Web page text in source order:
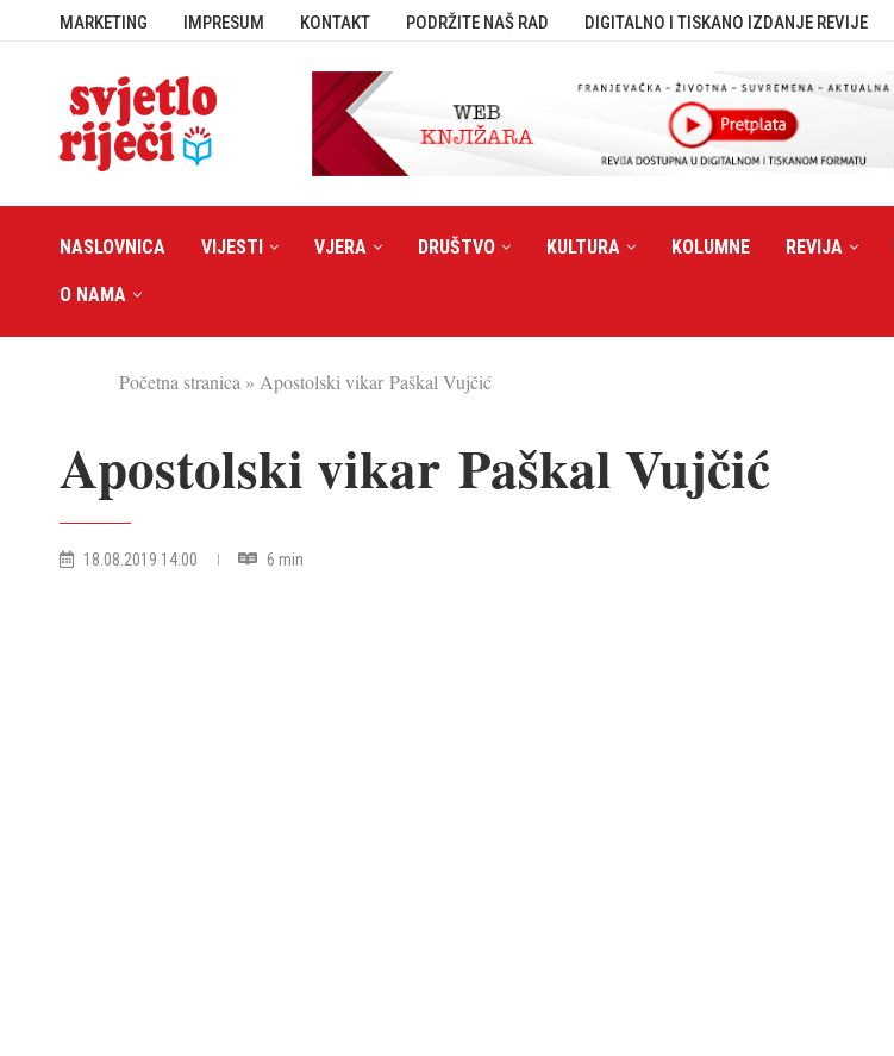
MARKETING IMPRESUM KONTAKT PODRŽITE NAŠ RAD DIGITALNO I TISKANO IZDANJE REVIJE
NASLOVNICA VIJESTI VJERA DRUŠTVO KULTURA KOLUMNE REVIJA
O NAMA
Početna stranica » Apostolski vikar Paškal Vujčić
Apostolski vikar Paškal Vujčić
18.08.2019 14:00 6 min